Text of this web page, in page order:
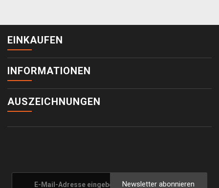
EINKAUFEN
INFORMATIONEN
AUSZEICHNUNGEN
Newsletter abonnieren